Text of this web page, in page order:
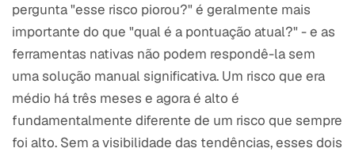
pergunta "esse risco piorou?" é geralmente mais
importante do que "qual é a pontuação atual?" - e as
ferramentas nativas não podem respondê-la sem
uma solução manual significativa. Um risco que era
médio há três meses e agora é alto é
fundamentalmente diferente de um risco que sempre
foi alto. Sem a visibilidade das tendências, esses dois